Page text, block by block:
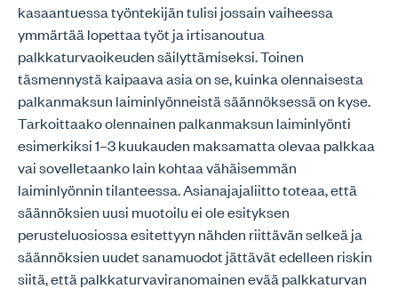
kasaantuessa työntekijän tulisi jossain vaiheessa
ymmärtää lopettaa työt ja irtisanoutua
palkkaturvaoikeuden säilyttämiseksi. Toinen
täsmennystä kaipaava asia on se, kuinka olennaisesta
palkanmaksun laiminlyönneistä säännöksessä on kyse.
Tarkoittaako olennainen palkanmaksun laiminlyönti
esimerkiksi 1–3 kuukauden maksamatta olevaa palkkaa
vai sovelletaanko lain kohtaa vähäisemmän
laiminlyönnin tilanteessa. Asianajajaliitto toteaa, että
säännöksien uusi muotoilu ei ole esityksen
perusteluosiossa esitettyyn nähden riittävän selkeä ja
säännöksien uudet sanamuodot jättävät edelleen riskin
siitä, että palkkaturvaviranomainen evää palkkaturvan